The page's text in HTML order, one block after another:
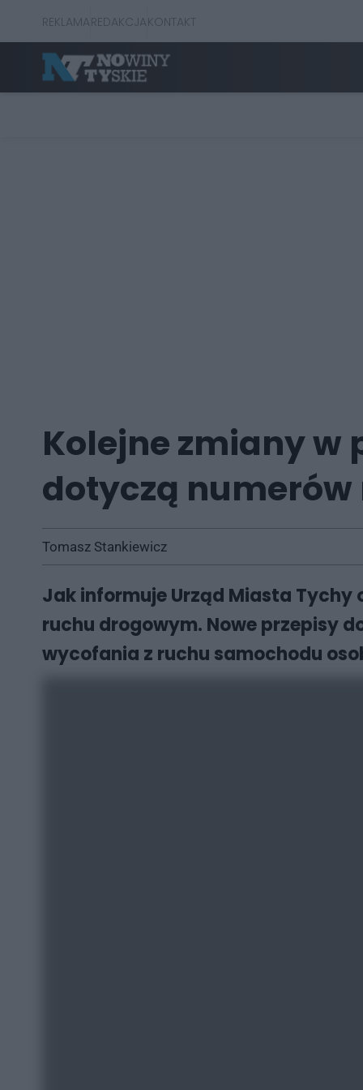
REKLAMAREDAKCJAKONTAKT
Kolejne zmiany w
dotyczą
Tomasz Stankiewicz
Jak informuje Urząd Miasta Tychy
ruchu drogowym. Nowe przepisy
wycofania z ruchu samochodu